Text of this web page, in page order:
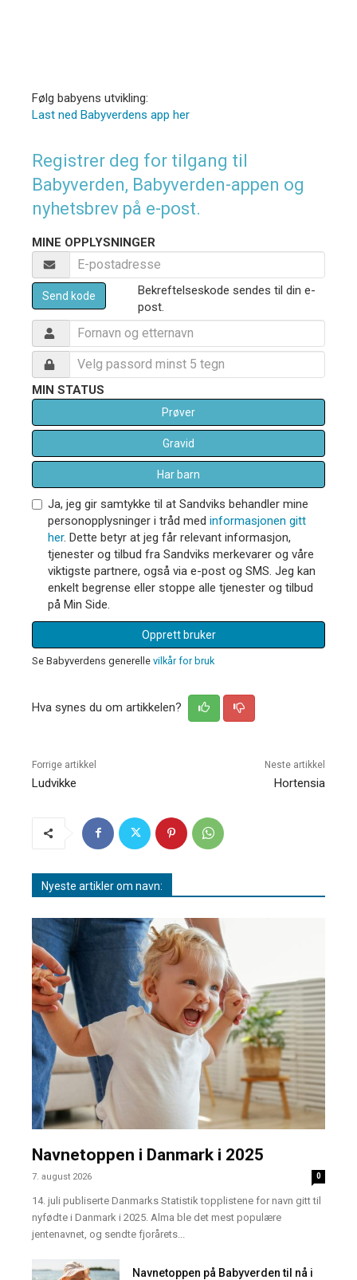
Følg babyens utvikling:
Last ned Babyverdens app her
Registrer deg for tilgang til
Babyverden, Babyverden-appen og
nyhetsbrev på e-post.
MINE OPPLYSNINGER
Send kode
Bekreftelseskode sendes til din e-
post.
MIN STATUS
Prøver
Gravid
Har barn
Ja, jeg gir samtykke til at Sandviks behandler mine
personopplysninger i tråd med informasjonen gitt
her. Dette betyr at jeg får relevant informasjon,
tjenester og tilbud fra Sandviks merkevarer og våre
viktigste partnere, også via e-post og SMS. Jeg kan
enkelt begrense eller stoppe alle tjenester og tilbud
på Min Side.
Opprett bruker
Se Babyverdens generelle vilkår for bruk
Hva synes du om artikkelen?
Forrige artikkel
Ludvikke
Neste artikkel
Hortensia
Nyeste artikler om navn:
Navnetoppen i Danmark i 2025
7. august 2026 0
14. juli publiserte Danmarks Statistik topplistene for navn gitt til
nyfødte i Danmark i 2025. Alma ble det mest populære
jentenavnet, og sendte fjorårets...
Navnetoppen på Babyverden til nå i